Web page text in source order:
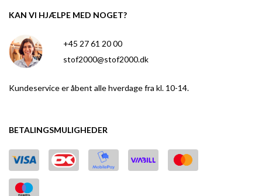
KAN VI HJÆLPE MED NOGET?
+45 27 61 20 00
stof2000@stof2000.dk
Kundeservice er åbent alle hverdage fra kl. 10-14.
BETALINGSMULIGHEDER